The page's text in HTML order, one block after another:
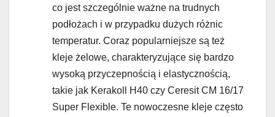
co jest szczególnie ważne na trudnych
podłożach i w przypadku dużych różnic
temperatur. Coraz popularniejsze są też
kleje żelowe, charakteryzujące się bardzo
wysoką przyczepnością i elastycznością,
takie jak Kerakoll H40 czy Ceresit CM 16/17
Super Flexible. Te nowoczesne kleje często